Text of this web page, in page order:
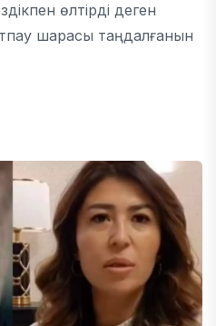
өлтірді деген
шарасы таңдалғанын